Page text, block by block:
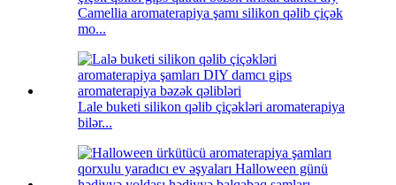
Camellia aromaterapiya şamı silikon qəlib çiçək
mo...
Lale buketi silikon qəlib çiçəkləri aromaterapiya
bilər...